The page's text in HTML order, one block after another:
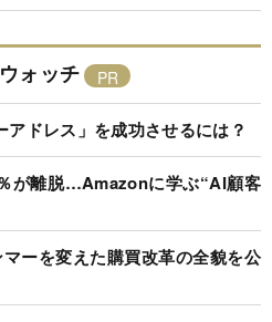
ォッチ
ドレス」を成功させるには？
が離脱…Amazonに学ぶ“AI顧客
ーを変えた購買改革の全貌を公